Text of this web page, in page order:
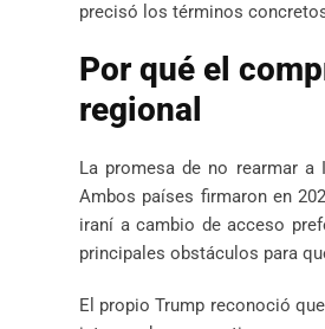
precisó los términos
Por qué el
regional
La promesa de no rearmar
Ambos países firmaron en
iraní a cambio de acceso
principales obstáculos para
El propio Trump reconoció